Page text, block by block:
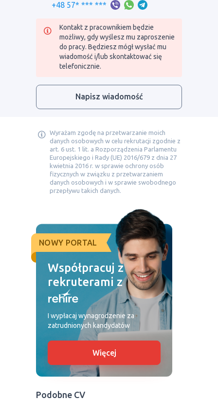
+48 57* *** ***
Kontakt z pracownikiem będzie
możliwy, gdy wyślesz mu zaproszenie
do pracy. Będziesz mógł wysłać mu
wiadomość i/lub skontaktować się
telefonicznie.
Napisz wiadomość
Wyrażam zgodę na przetwarzanie moich
danych osobowych w celu rekrutacji zgodnie z
art. 6 ust. 1 lit. a Rozporządzenia Parlamentu
Europejskiego i Rady (UE) 2016/679 z dnia 27
kwietnia 2016 r. w sprawie ochrony osób
fizycznych w związku z przetwarzaniem
danych osobowych i w sprawie swobodnego
przepływu takich danych.
NOWY PORTAL
Współpracuj z
rekruterami z
I wypłacaj wynagrodzenie za
zatrudnionych kandydatów
Więcej
Podobne CV